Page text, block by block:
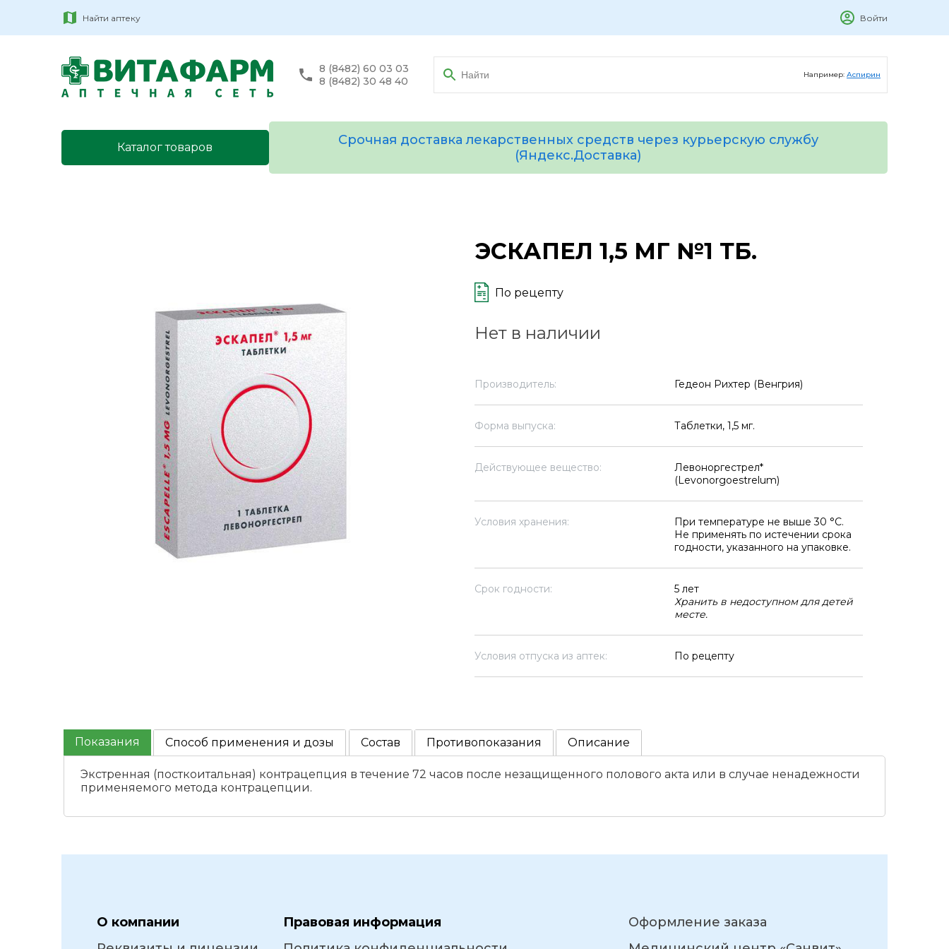
Найти аптеку Войти
8 (8482) 60 03 03
8 (8482) 30 48 40
Например: Аспирин
Каталог товаров
Срочная доставка лекарственных средств через курьерскую службу
(Яндекс.Доставка)
ЭСКАПЕЛ 1,5 МГ №1 ТБ.
По рецепту
Нет в наличии
Производитель: Гедеон Рихтер (Венгрия)
Форма выпуска: Таблетки, 1,5 мг.
Действующее вещество:
Левоноргестрел*
(Levonorgoestrelum)
Условия хранения:
При температуре не выше 30 °C.
Не применять по истечении срока
годности, указанного на упаковке.
Срок годности:
5 лет
Хранить в недоступном для детей
месте.
Условия отпуска из аптек: По рецепту
Показания Способ применения и дозы Состав Противопоказания Описание
Экстренная (посткоитальная) контрацепция в течение 72 часов после незащищенного полового акта или в случае ненадежности
применяемого метода контрацепции.
О компании
Правовая информация
Оформление заказа